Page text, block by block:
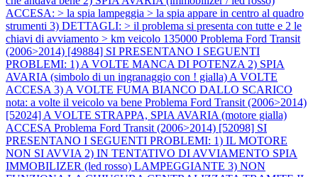
ACCESA: > la spia lampeggia > la spia appare in centro al quadro
strumenti 3) DETTAGLI: > il problema si presenta con tutte e 2 le
chiavi di avviamento > km veicolo 135000 Problema Ford Transit
(2006>2014) [49884] SI PRESENTANO I SEGUENTI
PROBLEMI: 1) A VOLTE MANCA DI POTENZA 2) SPIA
AVARIA (simbolo di un ingranaggio con ! gialla) A VOLTE
ACCESA 3) A VOLTE FUMA BIANCO DALLO SCARICO
nota: a volte il veicolo va bene Problema Ford Transit (2006>2014)
[52024] A VOLTE STRAPPA, SPIA AVARIA (motore gialla)
ACCESA Problema Ford Transit (2006>2014) [52098] SI
PRESENTANO I SEGUENTI PROBLEMI: 1) IL MOTORE
NON SI AVVIA 2) IN TENTATIVO DI AVVIAMENTO SPIA
IMMOBILIZER (led rosso) LAMPEGGIANTE 3) NON